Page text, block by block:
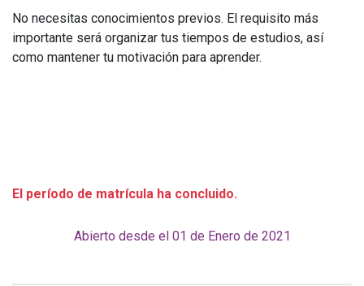
No necesitas conocimientos previos. El requisito más
importante será organizar tus tiempos de estudios, así
como mantener tu motivación para aprender.
El período de matrícula ha concluido.
Abierto desde el 01 de Enero de 2021